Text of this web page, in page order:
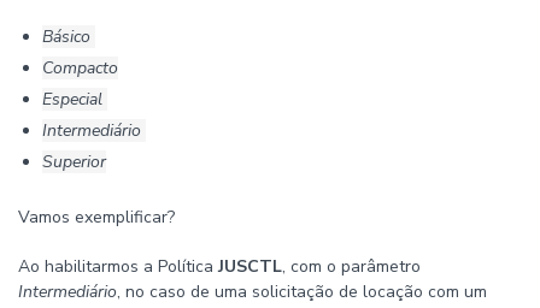
Básico
Compacto
Especial
Intermediário
Superior
Vamos exemplificar?
Ao habilitarmos a PolíticaJUSCTL, com o parâmetro
Intermediário, no caso de uma solicitação de locação com um